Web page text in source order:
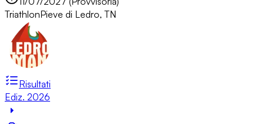
TriathlonPieve di Ledro, TN
Risultati
Ediz. 2026